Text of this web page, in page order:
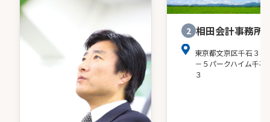
2 相田会計事務所
東京都文京区千石３－
－５パークハイム千石
３